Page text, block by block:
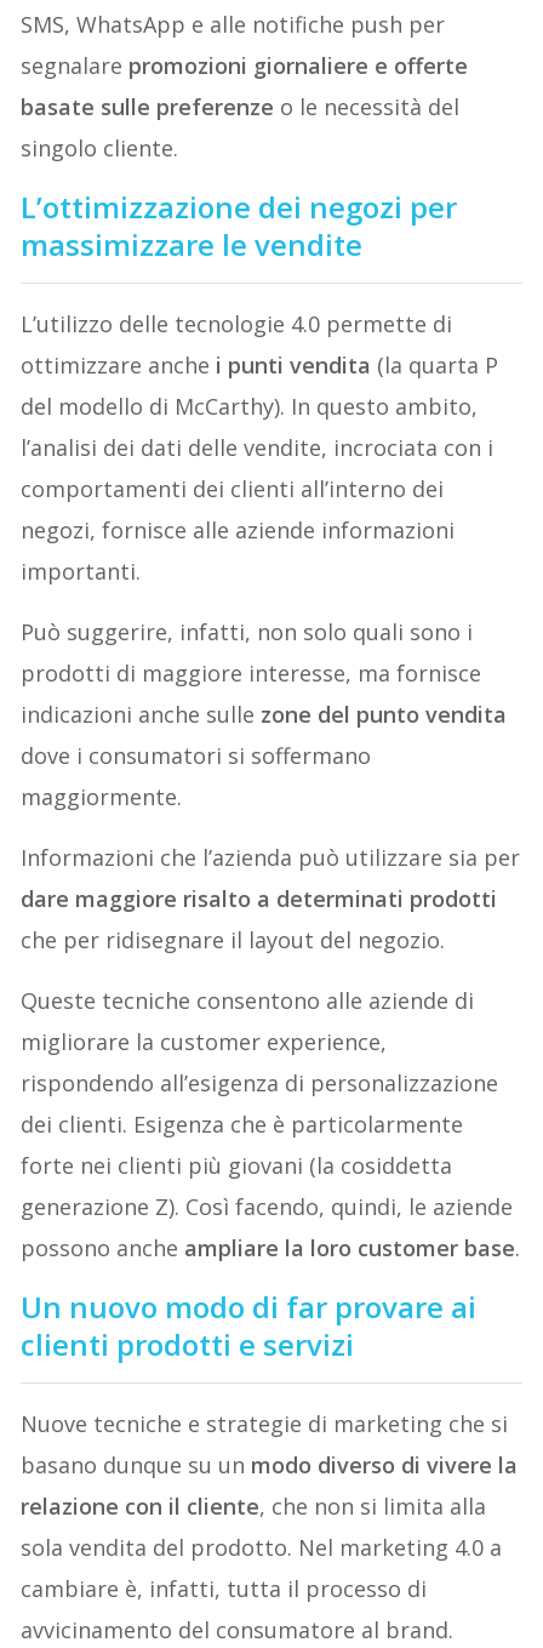
SMS, WhatsApp e alle notifiche push per
segnalare promozioni giornaliere e offerte
basate sulle preferenze o le necessità del
singolo cliente.
L’ottimizzazione dei negozi per
massimizzare le vendite
L’utilizzo delle tecnologie 4.0 permette di
ottimizzare anche i punti vendita (la quarta P
del modello di McCarthy). In questo ambito,
l’analisi dei dati delle vendite, incrociata con i
comportamenti dei clienti all’interno dei
negozi, fornisce alle aziende informazioni
importanti.
Può suggerire, infatti, non solo quali sono i
prodotti di maggiore interesse, ma fornisce
indicazioni anche sulle zone del punto vendita
dove i consumatori si soffermano
maggiormente.
Informazioni che l’azienda può utilizzare sia per
dare maggiore risalto a determinati prodotti
che per ridisegnare il layout del negozio.
Queste tecniche consentono alle aziende di
migliorare la customer experience,
rispondendo all’esigenza di personalizzazione
dei clienti. Esigenza che è particolarmente
forte nei clienti più giovani (la cosiddetta
generazione Z). Così facendo, quindi, le aziende
possono anche ampliare la loro customer base.
Un nuovo modo di far provare ai
clienti prodotti e servizi
Nuove tecniche e strategie di marketing che si
basano dunque su un modo diverso di vivere la
relazione con il cliente, che non si limita alla
sola vendita del prodotto. Nel marketing 4.0 a
cambiare è, infatti, tutta il processo di
avvicinamento del consumatore al brand.